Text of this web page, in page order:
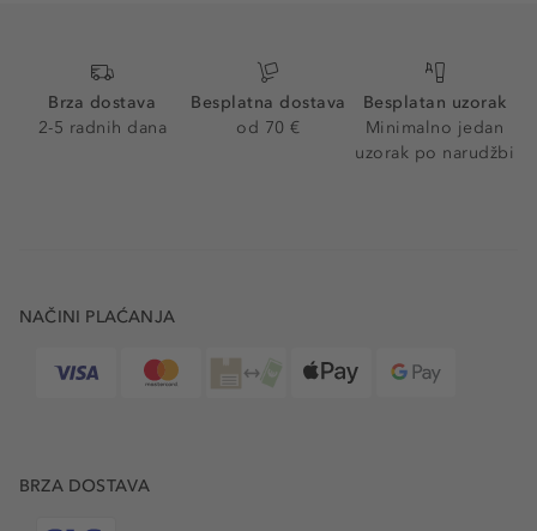
Brza dostava
2-5 radnih dana
Besplatna dostava
od 70 €
Besplatan uzorak
Minimalno jedan
uzorak po narudžbi
NAČINI PLAĆANJA
BRZA DOSTAVA